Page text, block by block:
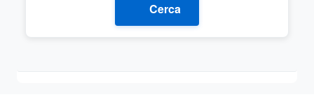
Cerca